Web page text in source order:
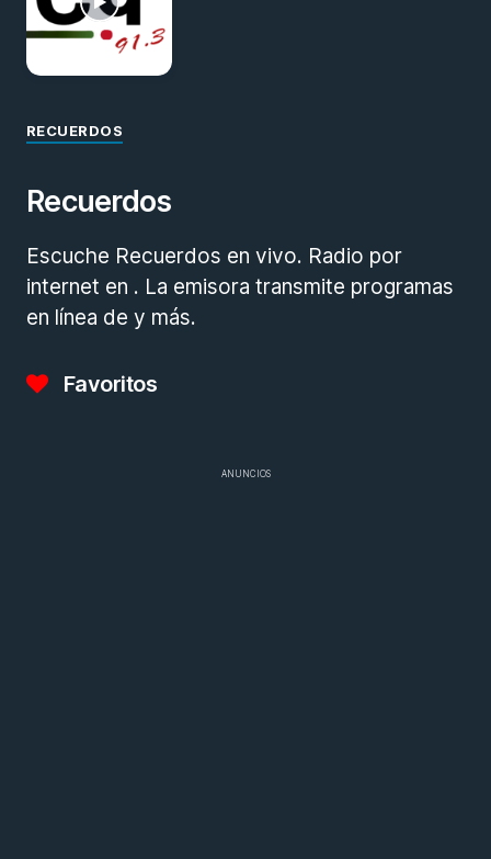
RECUERDOS
Recuerdos
Escuche Recuerdos en vivo. Radio por
internet en . La emisora transmite programas
en línea de y más.
Favoritos
ANUNCIOS